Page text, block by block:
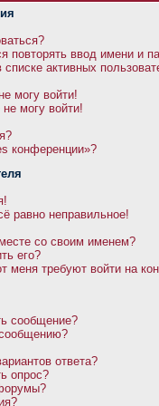
повторять ввод имени и
активных
могу войти!
могу войти!
конференции»?
равно неправильное!
со своим именем?
его?
меня требуют войти на
сообщение?
ответа?
опрос?